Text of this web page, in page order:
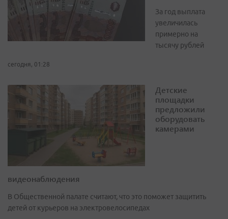
За год выплата
увеличилась
примерно на
тысячу рублей
сегодня, 01:28
Детские
площадки
предложили
оборудовать
камерами
видеонаблюдения
В Общественной палате считают, что это поможет защитить
детей от курьеров на электровелосипедах